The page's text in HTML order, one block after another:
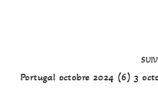
Portugal octobre 2024 (6) 3